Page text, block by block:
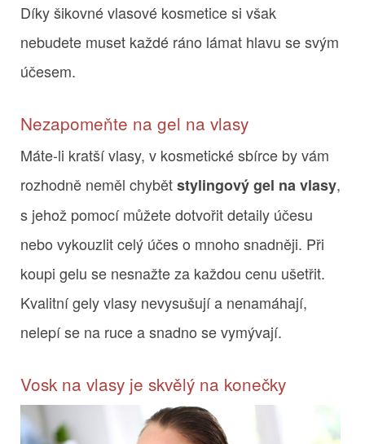
Díky šikovné vlasové kosmetice si však
nebudete muset každé ráno lámat hlavu se svým
účesem.
Nezapomeňte na gel na vlasy
Máte-li kratší vlasy, v kosmetické sbírce by vám
rozhodně neměl chybětstylingový gel na vlasy,
s jehož pomocí můžete dotvořit detaily účesu
nebo vykouzlit celý účes o mnoho snadněji. Při
koupi gelu se nesnažte za každou cenu ušetřit.
Kvalitní gely vlasy nevysušují a nenamáhají,
nelepí se na ruce a snadno se vymývají.
Vosk na vlasy je skvělý na konečky